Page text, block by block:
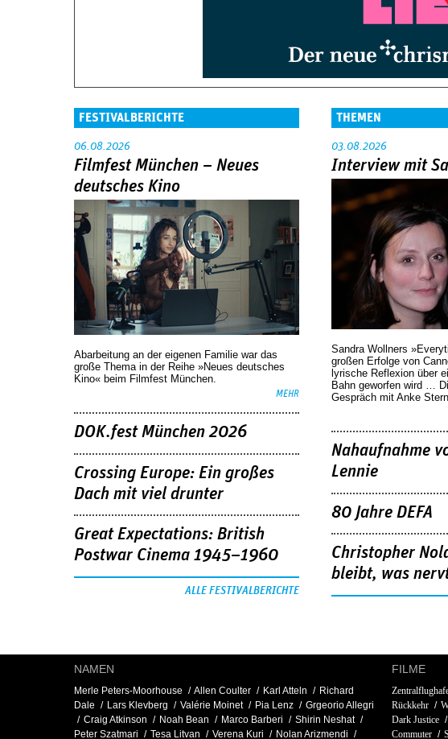
FESTIVALBERICHTE
06.08.2026
Filmfest München – Neues
deutsches Kino
Abarbeitung an der eigenen Familie war das
große Thema in der Reihe »Neues deutsches
Kino« beim Filmfest München.
MEHR
DOK.fest München 2026
Crossing Europe: Ein großes
Dach mit viel drunter
Great Expectations: British
Postwar Cinema 1945–1960
ALLE FESTIVALBERICHTE
THEMEN
03.08.2026
Interview mit
Sandra Wollners
großen Erfolge von
lyrische Reflexion über
Bahn geworfen wird …
Gespräch mit Anke
Nahaufnahme
Lennie
80 Jahre DEFA
Christopher
bleibt, was
NAMEN
Merle Peters-Moorhouse Allen Coulter Karl Atteln
Richard
Dale
Lars Klevberg Valérie Moinet Pia Lenz
Grgeorio Allegri
Craig Atkinson
Noah Bean Marco Barberi
Shirin Neshat
Peter Szatmari
Tesa Litvan Verena Kuri Nolan Arizmendi
FILME
Rückkehr
Dark Justice
Commuter